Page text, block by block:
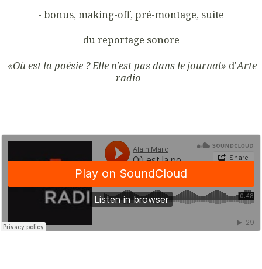
- bonus, making-off, pré-montage, suite
du reportage sonore
«Où est la poésie ? Elle n'est pas dans le journal» d'Arte
radio -